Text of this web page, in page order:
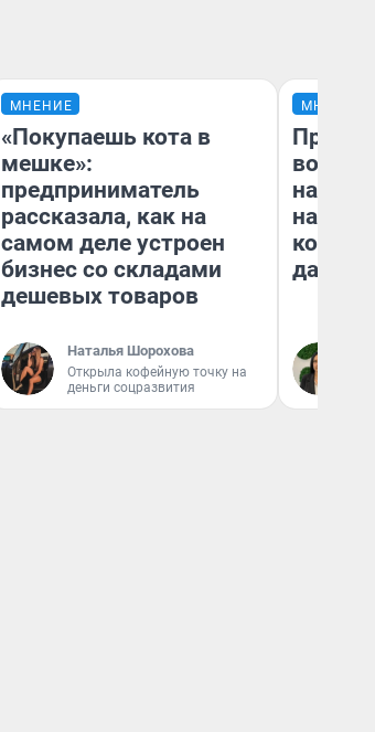
МНЕНИЕ
«Покупаешь кота в
мешке»:
предприниматель
рассказала, как на
самом деле устроен
бизнес со складами
дешевых товаров
Наталья Шорохова
Открыла кофейную точку на
деньги соцразвития
МНЕНИЕ
нам
даже